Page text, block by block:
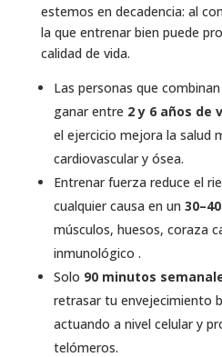
estemos en decadencia: al
la que entrenar bien puede
calidad de vida.
Las personas que
ganar entre 2 y 6 años de
el ejercicio mejora la salud
cardiovascular y ósea.
Entrenar fuerza reduce el
cualquier causa en un
músculos, huesos, coraza
inmunológico .
Solo 90 minutos
retrasar tu envejecimiento
actuando a nivel celular y
telómeros.